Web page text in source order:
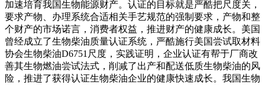
加速培育我国生物能源财产。认证的目标就是严酷把尺度关，
要求产物、办理系统合适相关手艺规范的强制要求，产物和整
个财产的市场诺言，消费者权益，推进财产的健康成长。美国
曾经成立了生物柴油质量认证系统，严酷施行美国尝试取材料
协会生物柴油D6751尺度，实践证明，企业认证有帮于厂商改
善其生物燃油尝试法式，削减了出产和配送低质生物柴油的风
险，推进了获得认证生物柴油企业的健康快速成长。我国生物